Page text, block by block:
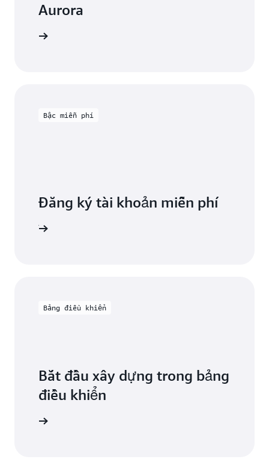
Aurora
Bậc miễn phí
Đăng ký tài khoản miễn phí
Bảng điều khiển
Bắt đầu xây dựng trong bảng
điều khiển